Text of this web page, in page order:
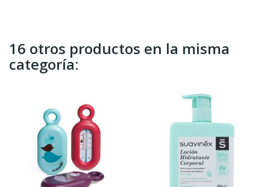
16 otros productos en la misma
categoría: